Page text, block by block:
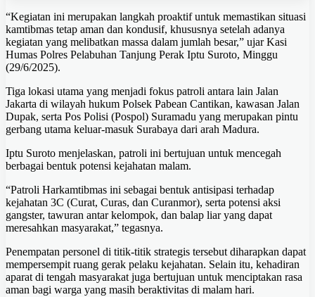
“Kegiatan ini merupakan langkah proaktif untuk memastikan situasi
kamtibmas tetap aman dan kondusif, khususnya setelah adanya
kegiatan yang melibatkan massa dalam jumlah besar,” ujar Kasi
Humas Polres Pelabuhan Tanjung Perak Iptu Suroto, Minggu
(29/6/2025).
Tiga lokasi utama yang menjadi fokus patroli antara lain Jalan
Jakarta di wilayah hukum Polsek Pabean Cantikan, kawasan Jalan
Dupak, serta Pos Polisi (Pospol) Suramadu yang merupakan pintu
gerbang utama keluar-masuk Surabaya dari arah Madura.
Iptu Suroto menjelaskan, patroli ini bertujuan untuk mencegah
berbagai bentuk potensi kejahatan malam.
“Patroli Harkamtibmas ini sebagai bentuk antisipasi terhadap
kejahatan 3C (Curat, Curas, dan Curanmor), serta potensi aksi
gangster, tawuran antar kelompok, dan balap liar yang dapat
meresahkan masyarakat,” tegasnya.
Penempatan personel di titik-titik strategis tersebut diharapkan dapat
mempersempit ruang gerak pelaku kejahatan. Selain itu, kehadiran
aparat di tengah masyarakat juga bertujuan untuk menciptakan rasa
aman bagi warga yang masih beraktivitas di malam hari.